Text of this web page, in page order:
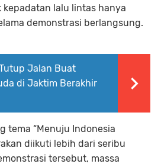
kepadatan lalu lintas hanya
demonstrasi berlangsung.
Jalan Buat
di Jaktim Berakhir
tema “Menuju Indonesia
diikuti lebih dari seribu
tersebut, massa